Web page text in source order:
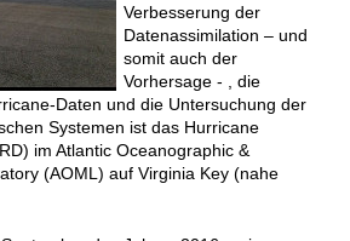
Verbesserung der
Datenassimilation – und
somit auch der
Vorhersage - , die
Daten und die Untersuchung der
Systemen ist das Hurricane
im Atlantic Oceanographic &
(AOML) auf Virginia Key (nahe